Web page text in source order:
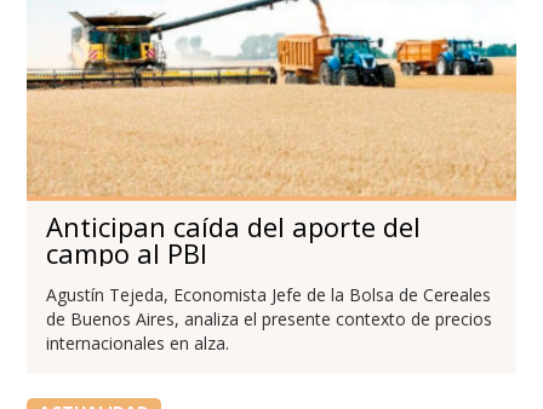
Anticipan caída del aporte del
campo al PBI
Agustín Tejeda, Economista Jefe de la Bolsa de Cereales
de Buenos Aires, analiza el presente contexto de precios
internacionales en alza.